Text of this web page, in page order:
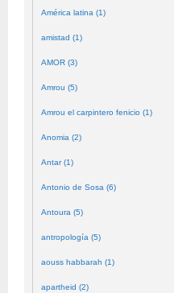
América latina (1)
amistad (1)
AMOR (3)
Amrou (5)
Amrou el carpintero fenicio (1)
Anomia (2)
Antar (1)
Antonio de Sosa (6)
Antoura (5)
antropología (5)
aouss habbarah (1)
apartheid (2)